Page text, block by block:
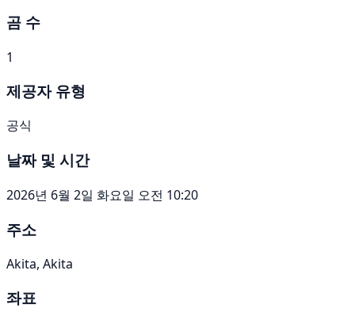
곰 수
1
제공자 유형
공식
날짜 및 시간
2026년 6월 2일 화요일 오전 10:20
주소
Akita, Akita
좌표